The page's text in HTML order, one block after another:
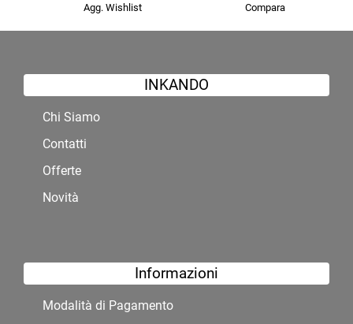
Agg. Wishlist Compara
INKANDO
Chi Siamo
Contatti
Offerte
Novità
Informazioni
Modalità di Pagamento